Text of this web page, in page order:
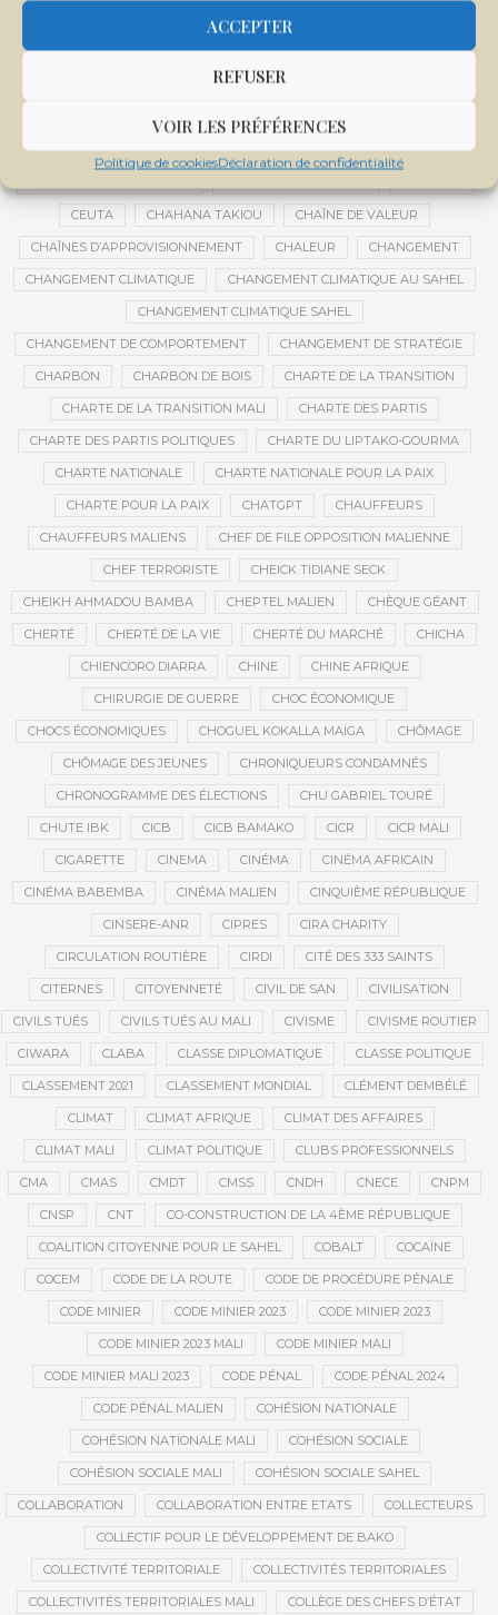
ACCEPTER
REFUSER
VOIR LES PRÉFÉRENCES
Politique de cookiesDéclaration de confidentialité
CENTRE INTERNATIONAL DE CONFÉRENCES DE BAMAKO
CENTRE MALI
CENTRE NATIONAL DES EXAMENS ET CONCOURS DE L’ÉDUCATION
CENTRES DE DONNÉES CERCLE DE RÉFLEXION À DISTANCE
CÉRÉALES CÉRÉALES RUSSES CÉRÉMONIE DE DÉCORATION
CEUTA CHAHANA TAKIOU CHAÎNE DE VALEUR
CHAÎNES D’APPROVISIONNEMENT CHALEUR CHANGEMENT
CHANGEMENT CLIMATIQUE CHANGEMENT CLIMATIQUE AU SAHEL
CHANGEMENT CLIMATIQUE SAHEL
CHANGEMENT DE COMPORTEMENT CHANGEMENT DE STRATÉGIE
CHARBON CHARBON DE BOIS CHARTE DE LA TRANSITION
CHARTE DE LA TRANSITION MALI CHARTE DES PARTIS
CHARTE DES PARTIS POLITIQUES CHARTE DU LIPTAKO-GOURMA
CHARTE NATIONALE CHARTE NATIONALE POUR LA PAIX
CHARTE POUR LA PAIX CHATGPT CHAUFFEURS
CHAUFFEURS MALIENS CHEF DE FILE OPPOSITION MALIENNE
CHEF TERRORISTE CHEICK TIDIANE SECK
CHEIKH AHMADOU BAMBA CHEPTEL MALIEN CHÈQUE GÉANT
CHERTÉ CHERTÉ DE LA VIE CHERTÉ DU MARCHÉ CHICHA
CHIENCORO DIARRA CHINE CHINE AFRIQUE
CHIRURGIE DE GUERRE CHOC ÉCONOMIQUE
CHOCS ÉCONOMIQUES CHOGUEL KOKALLA MAÏGA CHÔMAGE
CHÔMAGE DES JEUNES CHRONIQUEURS CONDAMNÉS
CHRONOGRAMME DES ÉLECTIONS CHU GABRIEL TOURÉ
CHUTE IBK CICB CICB BAMAKO CICR CICR MALI
CIGARETTE CINEMA CINÉMA CINÉMA AFRICAIN
CINÉMA BABEMBA CINÉMA MALIEN CINQUIÈME RÉPUBLIQUE
CINSERE-ANR CIPRES CIRA CHARITY
CIRCULATION ROUTIÈRE CIRDI CITÉ DES 333 SAINTS
CITERNES CITOYENNETÉ CIVIL DE SAN CIVILISATION
CIVILS TUÉS CIVILS TUÉS AU MALI CIVISME CIVISME ROUTIER
CIWARA CLABA CLASSE DIPLOMATIQUE CLASSE POLITIQUE
CLASSEMENT 2021 CLASSEMENT MONDIAL CLÉMENT DEMBÉLÉ
CLIMAT CLIMAT AFRIQUE CLIMAT DES AFFAIRES
CLIMAT MALI CLIMAT POLITIQUE CLUBS PROFESSIONNELS
CMA CMAS CMDT CMSS CNDH CNECE CNPM
CNSP CNT CO-CONSTRUCTION DE LA 4ÈME RÉPUBLIQUE
COALITION CITOYENNE POUR LE SAHEL COBALT COCAÏNE
COCEM CODE DE LA ROUTE CODE DE PROCÉDURE PÉNALE
CODE MINIER CODE MINIER 2023 CODE MINIER 2023
CODE MINIER 2023 MALI CODE MINIER MALI
CODE MINIER MALI 2023 CODE PÉNAL CODE PÉNAL 2024
CODE PÉNAL MALIEN COHÉSION NATIONALE
COHÉSION NATIONALE MALI COHÉSION SOCIALE
COHÉSION SOCIALE MALI COHÉSION SOCIALE SAHEL
COLLABORATION COLLABORATION ENTRE ETATS COLLECTEURS
COLLECTIF POUR LE DÉVELOPPEMENT DE BAKO
COLLECTIVITÉ TERRITORIALE COLLECTIVITÉS TERRITORIALES
COLLECTIVITÉS TERRITORIALES MALI COLLÈGE DES CHEFS D’ÉTAT